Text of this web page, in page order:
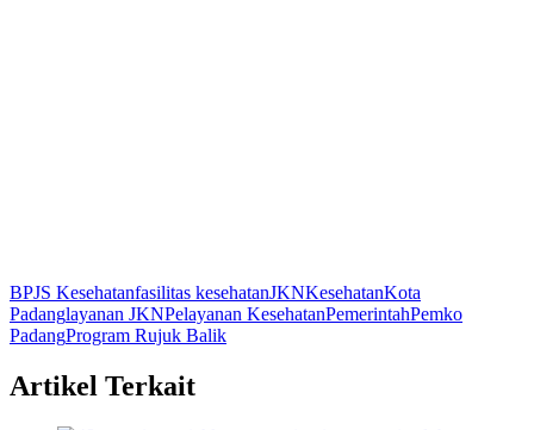
BPJS Kesehatanfasilitas kesehatanJKNKesehatanKota
Padanglayanan JKNPelayanan KesehatanPemerintahPemko
PadangProgram Rujuk Balik
Artikel Terkait